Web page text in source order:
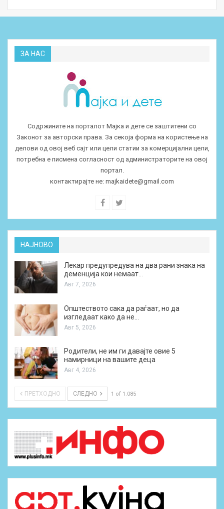
ЗА НАС
Содржините на порталот Мајка и дете се заштитени со
Законот за авторски права. За секоја форма на користење на
делови од овој веб сајт или цели статии за комерцијални цели,
потребна е писмена согласност од администраторите на овој
портал.
контактирајте не: majkaidete@gmail.com
НАЈНОВО
Лекар предупредува на два рани знака на
деменција кои немаат…
Авг 7, 2026
Општеството сака да раѓаат, но да
изгледаат како да не…
Авг 5, 2026
Родители, не им ги давајте овие 5
намирници на вашите деца
Авг 4, 2026
ПРЕТХОДНО СЛЕДНО 1 of 1.085